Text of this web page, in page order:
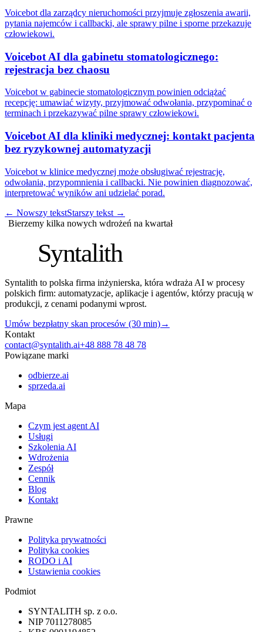
Voicebot dla zarządcy nieruchomości przyjmuje zgłoszenia awarii,
pytania najemców i callbacki, ale sprawy pilne i sporne przekazuje
człowiekowi.
Voicebot AI dla gabinetu stomatologicznego:
rejestracja bez chaosu
Voicebot w gabinecie stomatologicznym powinien odciążać
recepcję: umawiać wizyty, przyjmować odwołania, przypominać o
terminach i przekazywać pilne sprawy człowiekowi.
Voicebot AI dla kliniki medycznej: kontakt pacjenta
bez ryzykownej automatyzacji
Voicebot w klinice medycznej może obsługiwać rejestrację,
odwołania, przypomnienia i callbacki. Nie powinien diagnozować,
interpretować wyników ani udzielać porad.
← Nowszy tekstStarszy tekst →
Bierzemy kilka nowych wdrożeń na kwartał
Syntalith
Syntalith to polska firma inżynierska, która wdraża AI w procesy
polskich firm: automatyzacje, aplikacje i agentów, którzy pracują w
produkcji, z cenami podanymi wprost.
Umów bezpłatny skan procesów (30 min)→
Kontakt
contact@syntalith.ai+48 888 78 48 78
Powiązane marki
odbierze.ai
sprzeda.ai
Mapa
Czym jest agent AI
Usługi
Szkolenia AI
Wdrożenia
Zespół
Cennik
Blog
Kontakt
Prawne
Polityka prywatności
Polityka cookies
RODO i AI
Ustawienia cookies
Podmiot
SYNTALITH sp. z o.o.
NIP 7011278085